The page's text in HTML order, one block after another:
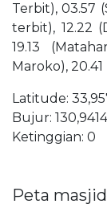
Terbit), 03.57
terbit), 12.22
19.13
Maroko),
Latitude:
Bujur:
Ketinggian: 0
Peta